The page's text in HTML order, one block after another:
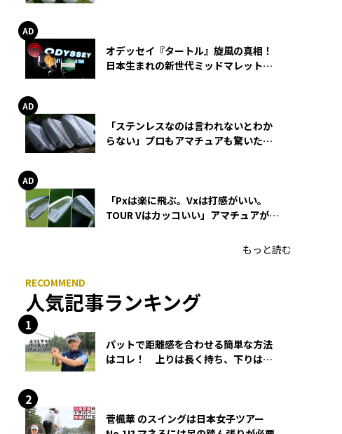
オデッセイ『タートル』旋風の真相！
日本生まれの新世代ミッドマレットが
「ステンレスなのは言われないとわか
らない」プロもアマチュアも驚いた
「Pxは楽に飛ぶ。Vxは打感がいい。
TOUR Vはカッコいい」アマチュアが選
もっと読む
人気記事ランキング
パットで距離感を合わせる簡単な方法
はコレ！ 上りは長く持ち、下りは短
菅楓華 のスイングは日本女子ツアー